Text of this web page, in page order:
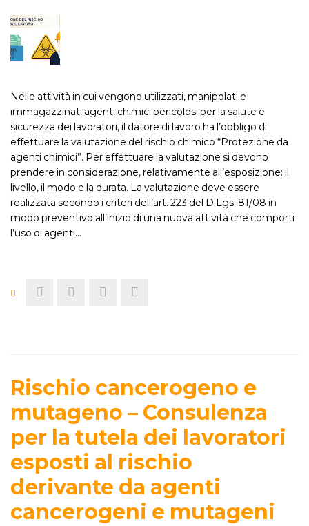
Nelle attività in cui vengono utilizzati, manipolati e
immagazzinati agenti chimici pericolosi per la salute e
sicurezza dei lavoratori, il datore di lavoro ha l’obbligo di
effettuare la valutazione del rischio chimico “Protezione da
agenti chimici”. Per effettuare la valutazione si devono
prendere in considerazione, relativamente all’esposizione: il
livello, il modo e la durata. La valutazione deve essere
realizzata secondo i criteri dell’art. 223 del D.Lgs. 81/08 in
modo preventivo all’inizio di una nuova attività che comporti
l’uso di agenti…
Rischio cancerogeno e
mutageno – Consulenza
per la tutela dei lavoratori
esposti al rischio
derivante da agenti
cancerogeni e mutageni